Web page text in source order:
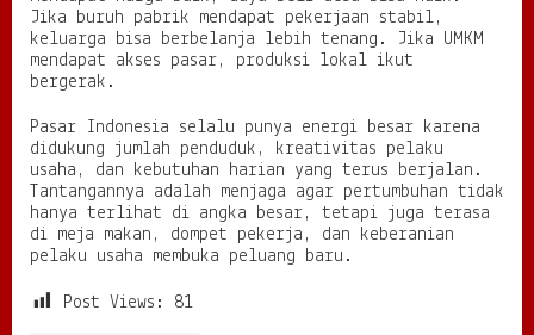
Jika buruh pabrik mendapat pekerjaan stabil,
keluarga bisa berbelanja lebih tenang. Jika UMKM
mendapat akses pasar, produksi lokal ikut
bergerak.
Pasar Indonesia selalu punya energi besar karena
didukung jumlah penduduk, kreativitas pelaku
usaha, dan kebutuhan harian yang terus berjalan.
Tantangannya adalah menjaga agar pertumbuhan tidak
hanya terlihat di angka besar, tetapi juga terasa
di meja makan, dompet pekerja, dan keberanian
pelaku usaha membuka peluang baru.
Post Views: 81